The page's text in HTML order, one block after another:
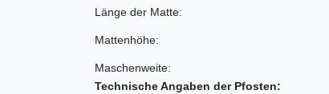
Länge der Matte:
Mattenhöhe:
Maschenweite:
Technische Angaben der Pfosten: